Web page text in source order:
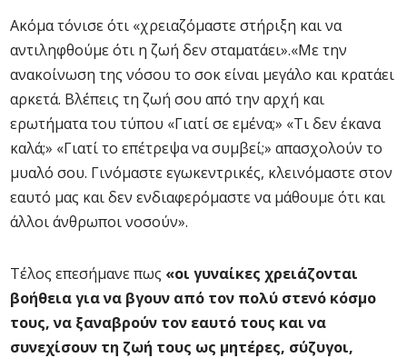
Ακόμα τόνισε ότι «χρειαζόμαστε στήριξη και να
αντιληφθούμε ότι η ζωή δεν σταματάει».«Με την
ανακοίνωση της νόσου το σοκ είναι μεγάλο και κρατάει
αρκετά. Βλέπεις τη ζωή σου από την αρχή και
ερωτήματα του τύπου «Γιατί σε εμένα;» «Τι δεν έκανα
καλά;» «Γιατί το επέτρεψα να συμβεί;» απασχολούν το
μυαλό σου. Γινόμαστε εγωκεντρικές, κλεινόμαστε στον
εαυτό μας και δεν ενδιαφερόμαστε να μάθουμε ότι και
άλλοι άνθρωποι νοσούν».
Τέλος επεσήμανε πως «οι γυναίκες χρειάζονται
βοήθεια για να βγουν από τον πολύ στενό κόσμο
τους, να ξαναβρούν τον εαυτό τους και να
συνεχίσουν τη ζωή τους ως μητέρες, σύζυγοι,